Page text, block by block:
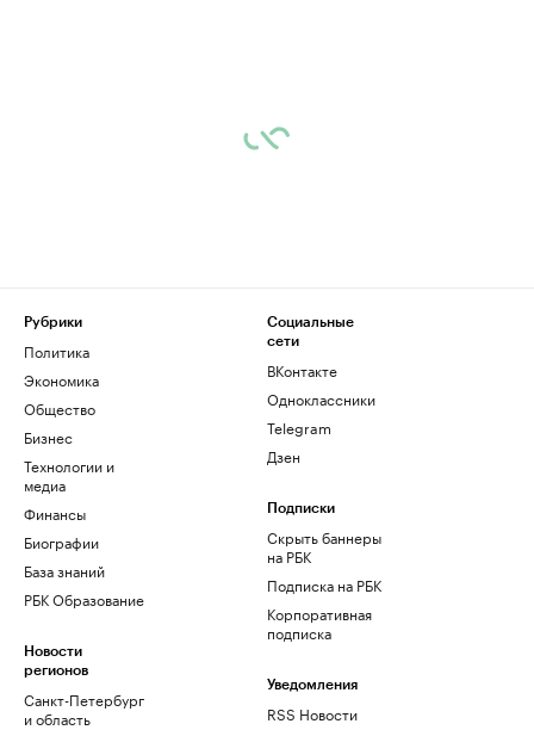
Рубрики
Политика
Экономика
Общество
Бизнес
Технологии и
медиа
Финансы
Биографии
База знаний
РБК Образование
Новости
регионов
Санкт-Петербург
и область
Социальные
сети
ВКонтакте
Одноклассники
Telegram
Дзен
Подписки
Скрыть баннеры
на РБК
Подписка на РБК
Корпоративная
подписка
Уведомления
RSS Новости